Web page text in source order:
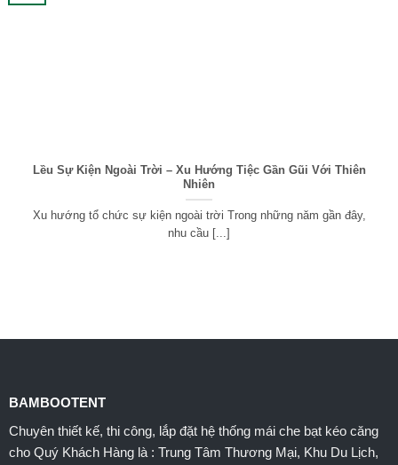
Lều Sự Kiện Ngoài Trời – Xu Hướng Tiệc Gần Gũi Với Thiên
Nhiên
Xu hướng tổ chức sự kiện ngoài trời Trong những năm gần đây,
nhu cầu [...]
BAMBOOTENT
Chuyên thiết kế, thi công, lắp đặt hệ thống mái che bạt kéo căng
cho Quý Khách Hàng là : Trung Tâm Thương Mại, Khu Du Lịch,